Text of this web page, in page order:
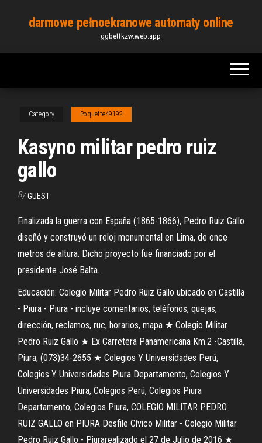
content
darmowe pełnoekranowe automaty online
ggbettkzw.web.app
Category Poquette49192
Kasyno militar pedro ruiz
gallo
By GUEST
Finalizada la guerra con España (1865-1866), Pedro Ruiz Gallo
diseñó y construyó un reloj monumental en Lima, de once
metros de altura. Dicho proyecto fue financiado por el
presidente José Balta.
Educación: Colegio Militar Pedro Ruiz Gallo ubicado en Castilla
- Piura - Piura - incluye comentarios, teléfonos, quejas,
dirección, reclamos, ruc, horarios, mapa ★ Colegio Militar
Pedro Ruiz Gallo ★ Ex Carretera Panamericana Km.2 -Castilla,
Piura, (073)34-2655 ★ Colegios Y Universidades Perú,
Colegios Y Universidades Piura Departamento, Colegios Y
Universidades Piura, Colegios Perú, Colegios Piura
Departamento, Colegios Piura, COLEGIO MILITAR PEDRO
RUIZ GALLO en PIURA Desfile Cívico Militar - Colegio Militar
Pedro Ruiz Gallo - Piurarealizado el 27 de Julio de 2016 ★